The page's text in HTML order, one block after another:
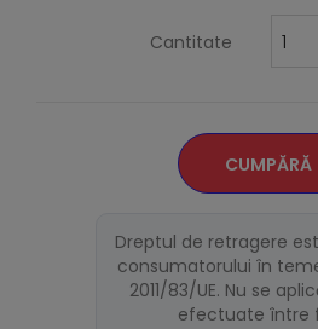
Cantitate
CUMPĂRĂ
Dreptul de retragere
consumatorului în
2011/83/UE. Nu se
efectuate între